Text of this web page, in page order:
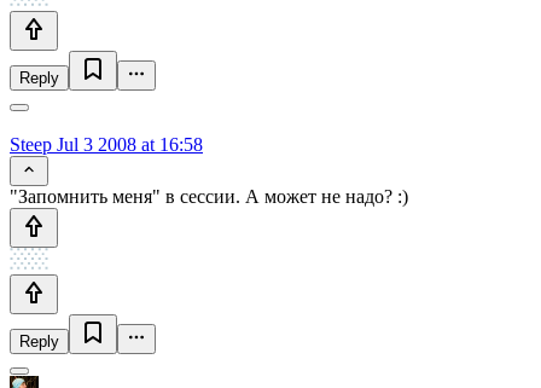
Reply
Steep Jul 3 2008 at 16:58
"Запомнить меня" в сессии. А может не надо? :)
Reply